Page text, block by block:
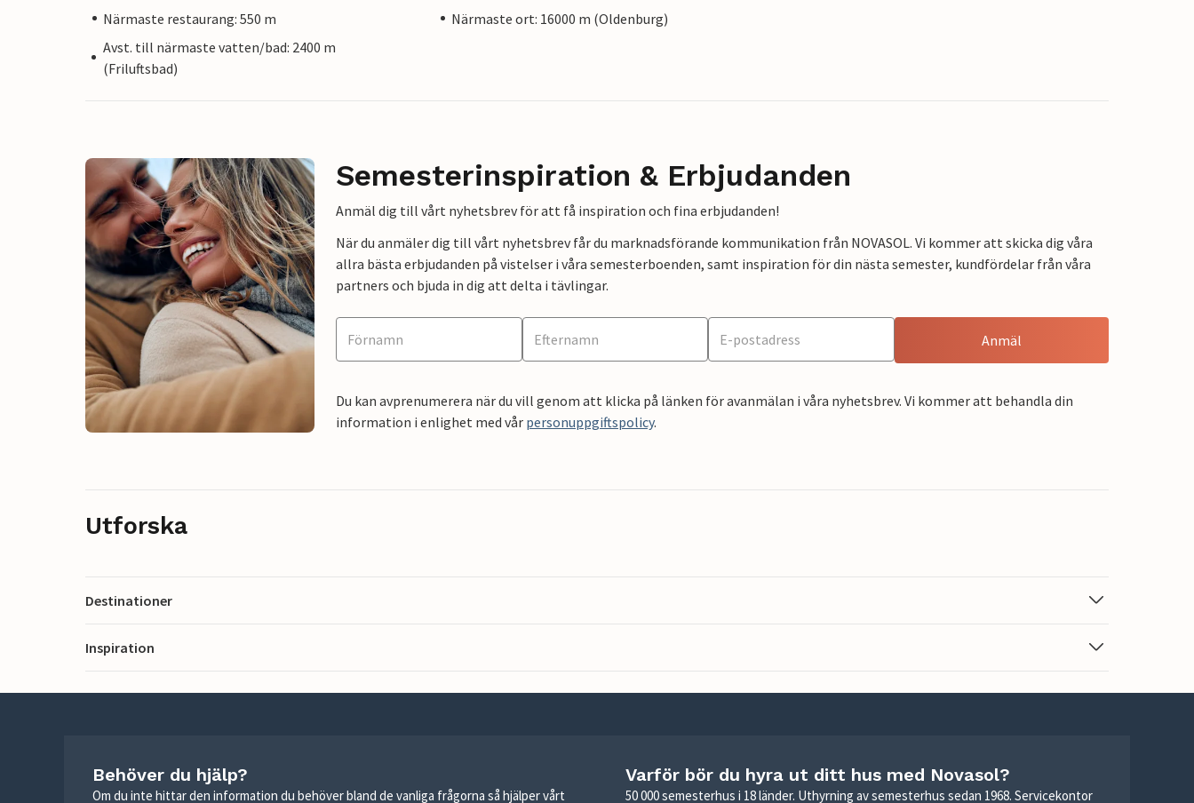
Närmaste restaurang: 550 m
Närmaste ort: 16000 m (Oldenburg)
Avst. till närmaste vatten/bad: 2400 m
(Friluftsbad)
Semesterinspiration & Erbjudanden
Anmäl dig till vårt nyhetsbrev för att få inspiration och fina erbjudanden!
När du anmäler dig till vårt nyhetsbrev får du marknadsförande kommunikation från NOVASOL. Vi kommer att skicka dig våra
allra bästa erbjudanden på vistelser i våra semesterboenden, samt inspiration för din nästa semester, kundfördelar från våra
partners och bjuda in dig att delta i tävlingar.
Anmäl
Du kan avprenumerera när du vill genom att klicka på länken för avanmälan i våra nyhetsbrev. Vi kommer att behandla din
information i enlighet med vår personuppgiftspolicy.
Utforska
Destinationer
Inspiration
Behöver du hjälp?
Om du inte hittar den information du behöver bland de vanliga frågorna så hjälper vårt
Varför bör du hyra ut ditt hus med Novasol?
50 000 semesterhus i 18 länder. Uthyrning av semesterhus sedan 1968. Servicekontor